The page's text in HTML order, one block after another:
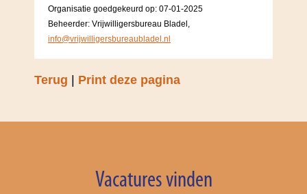
Organisatie goedgekeurd op: 07-01-2025
Beheerder: Vrijwilligersbureau Bladel,
info@vrijwilligersbureaubladel.nl
Terug | Print deze pagina
Vacatures vinden